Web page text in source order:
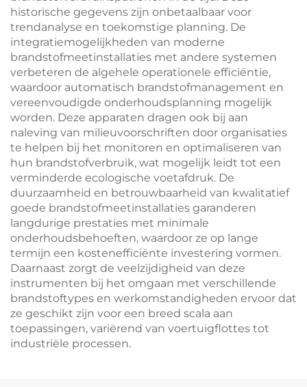
historische gegevens zijn onbetaalbaar voor
trendanalyse en toekomstige planning. De
integratiemogelijkheden van moderne
brandstofmeetinstallaties met andere systemen
verbeteren de algehele operationele efficiëntie,
waardoor automatisch brandstofmanagement en
vereenvoudigde onderhoudsplanning mogelijk
worden. Deze apparaten dragen ook bij aan
naleving van milieuvoorschriften door organisaties
te helpen bij het monitoren en optimaliseren van
hun brandstofverbruik, wat mogelijk leidt tot een
verminderde ecologische voetafdruk. De
duurzaamheid en betrouwbaarheid van kwalitatief
goede brandstofmeetinstallaties garanderen
langdurige prestaties met minimale
onderhoudsbehoeften, waardoor ze op lange
termijn een kostenefficiënte investering vormen.
Daarnaast zorgt de veelzijdigheid van deze
instrumenten bij het omgaan met verschillende
brandstoftypes en werkomstandigheden ervoor dat
ze geschikt zijn voor een breed scala aan
toepassingen, variërend van voertuigflottes tot
industriële processen.